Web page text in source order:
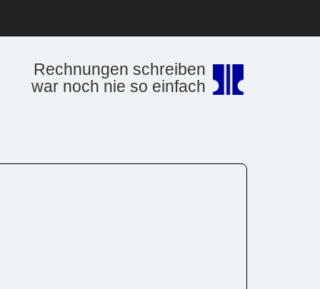
Rechnungen schreiben
war noch nie so einfach